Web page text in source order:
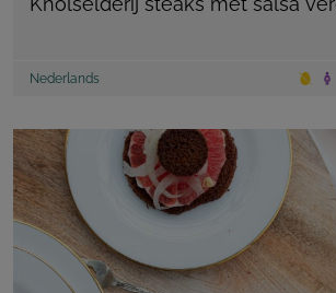
Knolselderij steaks met salsa
Nederlands